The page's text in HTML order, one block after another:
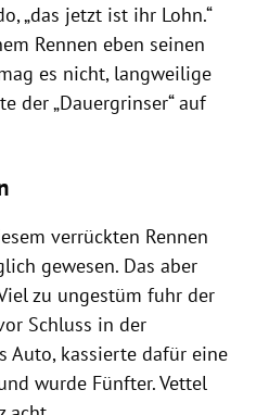
, „das jetzt ist ihr Lohn.“
Rennen eben seinen
es nicht, langweilige
der „Dauergrinser“ auf
verrückten Rennen
gewesen. Das aber
zu ungestüm fuhr der
Schluss in der
Auto, kassierte dafür eine
wurde Fünfter.Vettel